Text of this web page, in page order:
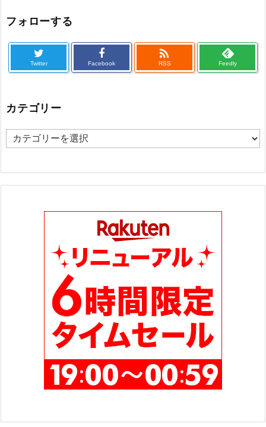
フォローする
Twitter Facebook

RSS Feedly
カテゴリー
カ
ゴ